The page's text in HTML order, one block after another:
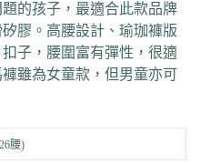
的孩子，最適合此款品牌
膠。高腰設計、瑜珈褲版
子，腰圍富有彈性，很適
雖為女童款，但男童亦可
腰)